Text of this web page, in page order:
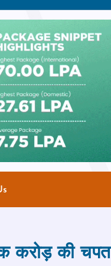
करोड़ की चपत